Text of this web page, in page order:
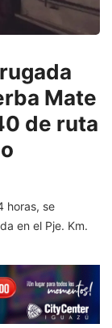
Mate
de ruta
horas, se
en el Pje. Km.